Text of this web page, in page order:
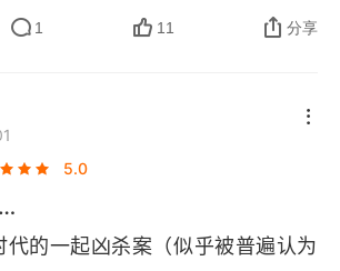
霍乱与流行病学
代的颅骨外科手术
然发生说与细菌致病理论
从瘴气中出现的结核病
掉。而这块愈合的股骨表明：有人
存活下来......
上看，这块愈合的股骨不仅是人类
医学的起点。医学，这门带着文
术，以独有的方式对抗疾病与死
病人恢复健康；它创造数不清的创
1 11 分享
5.0
代的一起凶杀案（似乎被普遍认为